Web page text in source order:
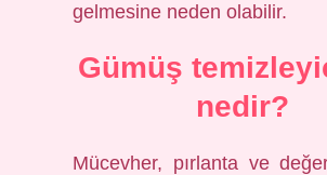
gelmesine neden olabilir.
Gümüş
nedir?
Mücevher, pırlanta ve